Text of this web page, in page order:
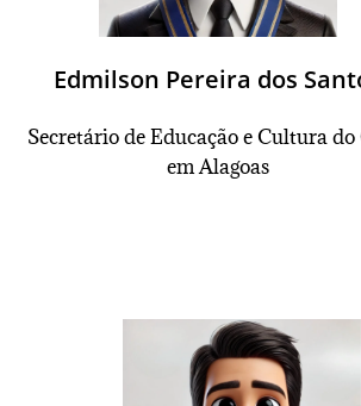
Edmilson Pereira dos
Secretário de Educação e Cultura
em Alagoas